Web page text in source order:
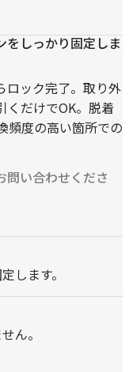
をしっかり固定しま
ロック完了。取り外
くだけでOK。脱着
頻度の高い箇所での
い合わせくださ
します。
ん。